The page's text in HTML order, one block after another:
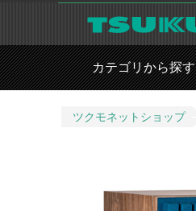
カテゴリから探す
ツクモネットショップ